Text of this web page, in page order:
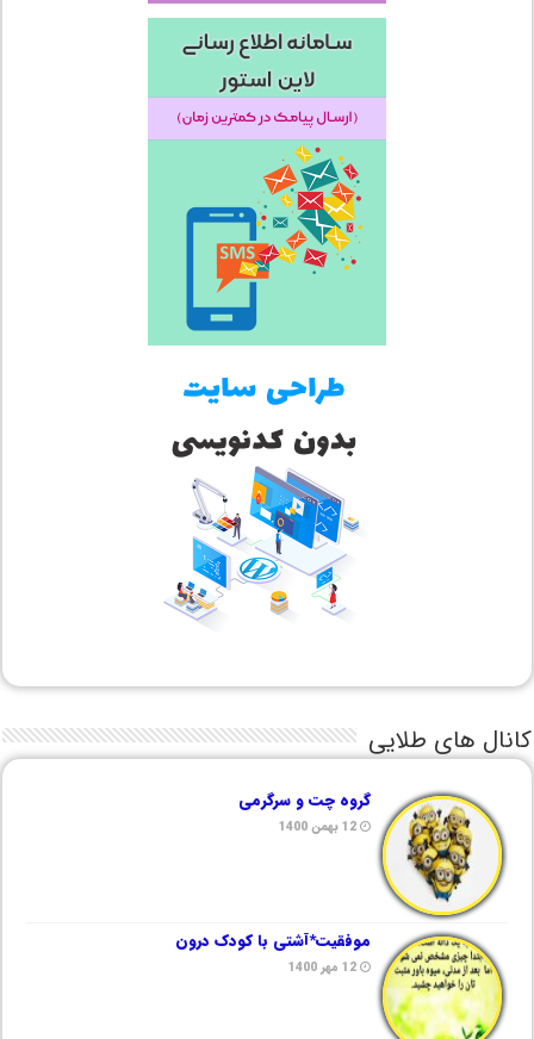
کانال های طلایی
گروه چت و سرگرمی
12 بهمن 1400
موفقیت*آشتی با کودک درون
12 مهر 1400